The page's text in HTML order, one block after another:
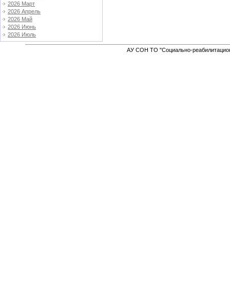
2026 Март
2026 Апрель
2026 Май
2026 Июнь
2026 Июль
АУ СОН ТО "Социально-